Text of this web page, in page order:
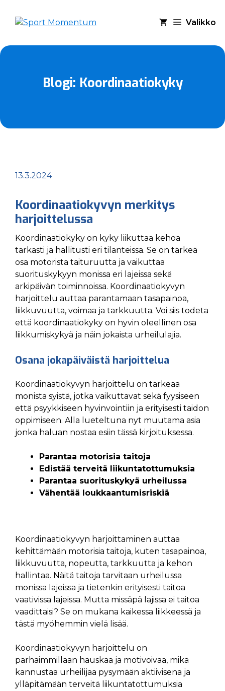
sisältöön
Valikko
Blogi: Koordinaatiokyky
13.3.2024
Koordinaatiokyvyn merkitys
harjoittelussa
Koordinaatiokyky on kyky liikuttaa kehoa
tarkasti ja hallitusti eri tilanteissa. Se on tärkeä
osa motorista taituruutta ja vaikuttaa
suorituskykyyn monissa eri lajeissa sekä
arkipäivän toiminnoissa. Koordinaatiokyvyn
harjoittelu auttaa parantamaan tasapainoa,
liikkuvuutta, voimaa ja tarkkuutta. Voi siis todeta
että koordinaatiokyky on hyvin oleellinen osa
liikkumiskykyä ja näin jokaista urheilulajia.
Osana jokapäiväistä harjoittelua
Koordinaatiokyvyn harjoittelu on tärkeää
monista syistä, jotka vaikuttavat sekä fyysiseen
että psyykkiseen hyvinvointiin ja erityisesti taidon
oppimiseen. Alla lueteltuna nyt muutama asia
jonka haluan nostaa esiin tässä kirjoituksessa.
Parantaa motorisia taitoja
Edistää terveitä liikuntatottumuksia
Parantaa suorituskykyä urheilussa
Vähentää loukkaantumisriskiä
Koordinaatiokyvyn harjoittaminen auttaa
kehittämään motorisia taitoja, kuten tasapainoa,
liikkuvuutta, nopeutta, tarkkuutta ja kehon
hallintaa. Näitä taitoja tarvitaan urheilussa
monissa lajeissa ja tietenkin erityisesti taitoa
vaativissa lajeissa. Mutta missäpä lajissa ei taitoa
vaadittaisi? Se on mukana kaikessa liikkeessä ja
tästä myöhemmin vielä lisää.
Koordinaatiokyvyn harjoittelu on
parhaimmillaan hauskaa ja motivoivaa, mikä
kannustaa urheilijaa pysymään aktiivisena ja
ylläpitämään terveitä liikuntatottumuksia